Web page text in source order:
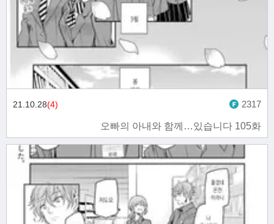
오빠의 아내와 함께…있습니다 105화
21.10.28(4) 2317